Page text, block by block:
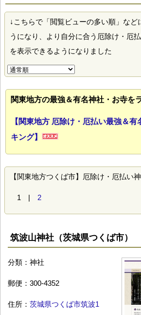
↓こちらで「閲覧ビューの多い順」など
うになり、より自分に合う厄除け・厄
を表示できるようになりました
関東地方の最強＆有名神社・お寺を
【関東地方 厄除け・厄払い最強＆
キング】
【関東地方つくば市】厄除け・厄払い
1 | 2
筑波山神社（茨城県つくば市）
分類：神社
郵便：300-4352
住所： 茨城県つくば市筑波1